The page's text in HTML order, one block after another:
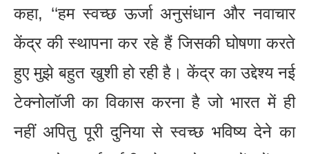
कहा, ‘‘हम स्वच्छ ऊर्जा अनुसंधान और नवाचार
केंद्र की स्थापना कर रहे हैं जिसकी घोषणा करते
हुए मुझे बहुत खुशी हो रही है। केंद्र का उद्देश्य नई
टेक्नोलॉजी का विकास करना है जो भारत में ही
नहीं अपितु पूरी दुनिया से स्वच्छ भविष्य देने का